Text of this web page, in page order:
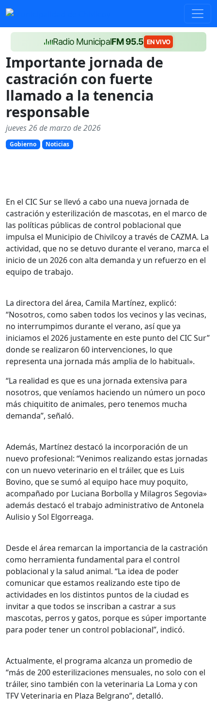
Radio MunicipalFM 95.5 EN VIVO
Importante jornada de
castración con fuerte
llamado a la tenencia
responsable
jueves 26 de marzo de 2026
Gobierno Noticias
En el CIC Sur se llevó a cabo una nueva jornada de
castración y esterilización de mascotas, en el marco de
las políticas públicas de control poblacional que
impulsa el Municipio de Chivilcoy a través de CAZMA. La
actividad, que no se detuvo durante el verano, marca el
inicio de un 2026 con alta demanda y un refuerzo en el
equipo de trabajo.
La directora del área, Camila Martínez, explicó:
“Nosotros, como saben todos los vecinos y las vecinas,
no interrumpimos durante el verano, así que ya
iniciamos el 2026 justamente en este punto del CIC Sur”
donde se realizaron 60 intervenciones, lo que
representa una jornada más amplia de lo habitual».
“La realidad es que es una jornada extensiva para
nosotros, que veníamos haciendo un número un poco
más chiquitito de animales, pero tenemos mucha
demanda”, señaló.
Además, Martínez destacó la incorporación de un
nuevo profesional: “Venimos realizando estas jornadas
con un nuevo veterinario en el tráiler, que es Luis
Bovino, que se sumó al equipo hace muy poquito,
acompañado por Luciana Borbolla y Milagros Segovia»
además destacó el trabajo administrativo de Antonela
Aulisio y Sol Elgorreaga.
Desde el área remarcan la importancia de la castración
como herramienta fundamental para el control
poblacional y la salud animal. “La idea de poder
comunicar que estamos realizando este tipo de
actividades en los distintos puntos de la ciudad es
invitar a que todos se inscriban a castrar a sus
mascotas, perros y gatos, porque es súper importante
para poder tener un control poblacional”, indicó.
Actualmente, el programa alcanza un promedio de
“más de 200 esterilizaciones mensuales, no solo con el
tráiler, sino también con la veterinaria La Loma y con
TFV Veterinaria en Plaza Belgrano”, detalló.